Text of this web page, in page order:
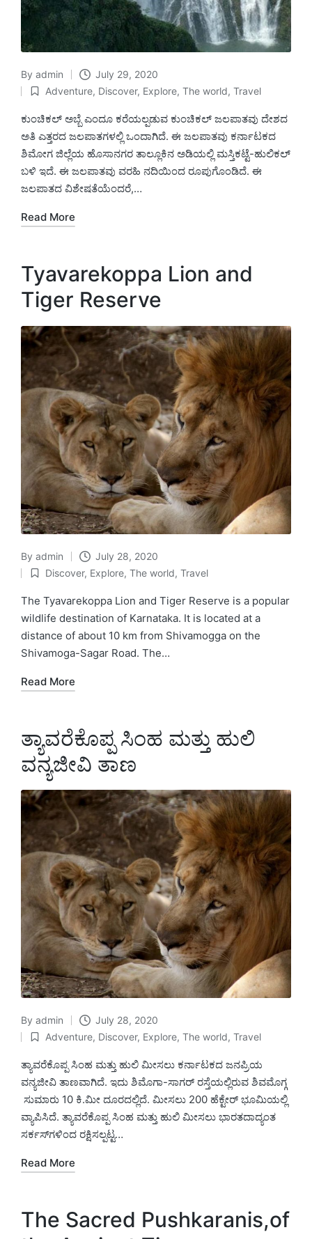
Posted
by
By admin July 29, 2020
Posted
in
Adventure, Discover, Explore, The world, Travel
ಕುಂಚಿಕಲ್ ಅಬ್ಬೆ ಎಂದೂ ಕರೆಯಲ್ಪಡುವ ಕುಂಚಿಕಲ್ ಜಲಪಾತವು ದೇಶದ
ಅತಿ ಎತ್ತರದ ಜಲಪಾತಗಳಲ್ಲಿ ಒಂದಾಗಿದೆ. ಈ ಜಲಪಾತವು ಕರ್ನಾಟಕದ
ಶಿಮೋಗ ಜಿಲ್ಲೆಯ ಹೊಸಾನಗರ ತಾಲ್ಲೂಕಿನ ಅಡಿಯಲ್ಲಿ ಮಸ್ತಿಕಟ್ಟೆ-ಹುಲಿಕಲ್
ಬಳಿ ಇದೆ. ಈ ಜಲಪಾತವು ವರಹಿ ನದಿಯಿಂದ ರೂಪುಗೊಂಡಿದೆ. ಈ
ಜಲಪಾತದ ವಿಶೇಷತೆಯೆಂದರೆ,…
Read More
Tyavarekoppa Lion and
Tiger Reserve
Posted
by
By admin July 28, 2020
Posted
in
Discover, Explore, The world, Travel
The Tyavarekoppa Lion and Tiger Reserve is a popular
wildlife destination of Karnataka. It is located at a
distance of about 10 km from Shivamogga on the
Shivamoga-Sagar Road. The…
Read More
ತ್ಯಾವರೆಕೊಪ್ಪ ಸಿಂಹ ಮತ್ತು ಹುಲಿ
ವನ್ಯಜೀವಿ ತಾಣ
Posted
by
By admin July 28, 2020
Posted
in
Adventure, Discover, Explore, The world, Travel
ತ್ಯಾವರೆಕೊಪ್ಪ ಸಿಂಹ ಮತ್ತು ಹುಲಿ ಮೀಸಲು ಕರ್ನಾಟಕದ ಜನಪ್ರಿಯ
ವನ್ಯಜೀವಿ ತಾಣವಾಗಿದೆ. ಇದು ಶಿಮೊಗಾ-ಸಾಗರ್ ರಸ್ತೆಯಲ್ಲಿರುವ ಶಿವಮೊಗ್ಗ
ಸುಮಾರು 10 ಕಿ.ಮೀ ದೂರದಲ್ಲಿದೆ. ಮೀಸಲು 200 ಹೆಕ್ಟೇರ್ ಭೂಮಿಯಲ್ಲಿ
ವ್ಯಾಪಿಸಿದೆ. ತ್ಯಾವರೆಕೊಪ್ಪ ಸಿಂಹ ಮತ್ತು ಹುಲಿ ಮೀಸಲು ಭಾರತದಾದ್ಯಂತ
ಸರ್ಕಸ್‌ಗಳಿಂದ ರಕ್ಷಿಸಲ್ಪಟ್ಟ…
Read More
The Sacred Pushkaranis,of